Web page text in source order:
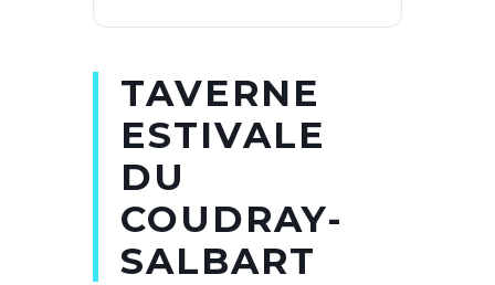
TAVERNE
ESTIVALE
DU
COUDRAY-
SALBART